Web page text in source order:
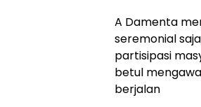
A Damenta
seremonial
partisipasi
betul
berjalan